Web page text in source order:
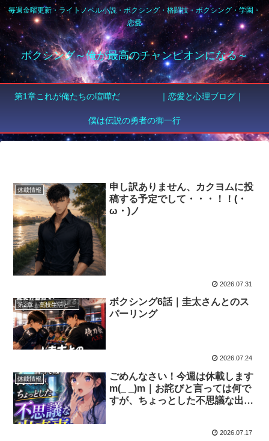
毎週金曜更新・ライトノベル小説・ボクシング・格闘技・ボクシング・学園・
恋愛
ボクシング～俺が最高のチャンピオンになる～
第1章これが俺たちの喧嘩だ ｜恋愛と心理ブログ｜
僕は伝説の勇者の御一行
休載情報
申し訳ありません、カクヨムに投
稿する予定でして・・・！！(・
ω・)ノ
2026.07.31
第2章｜高校生活との両立
ボクシング6話｜圭太さんとのス
パーリング
2026.07.24
休載情報
ごめんなさい！今週は休載します
m(_ _)m｜お詫びと言っては何で
すが、ちょっとした不思議な出来
2026.07.17